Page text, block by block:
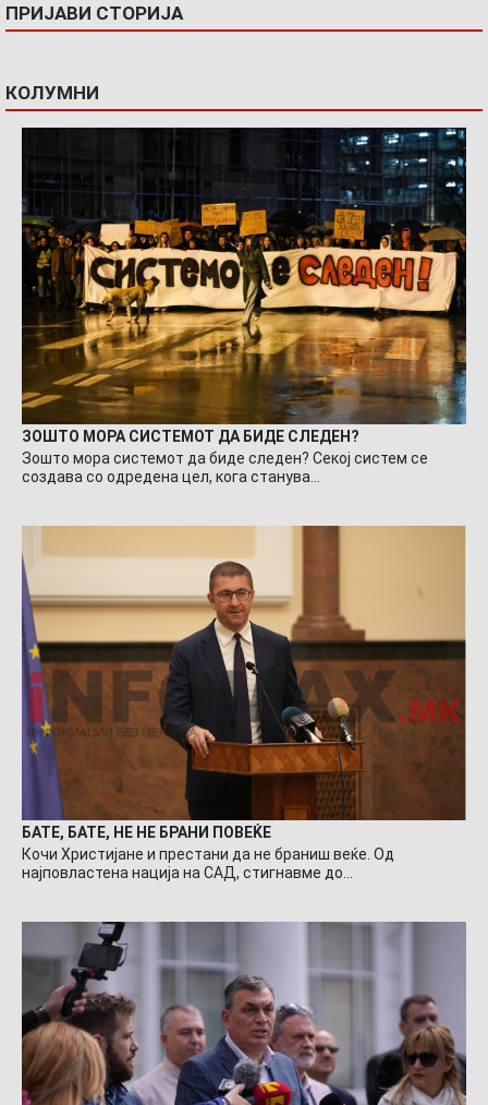
ПРИЈАВИ СТОРИЈА
КОЛУМНИ
ЗОШТО МОРА СИСТЕМОТ ДА БИДЕ СЛЕДЕН?
Зошто мора системот да биде следен? Секој систем се
создава со одредена цел, кога станува…
БАТЕ, БАТЕ, НЕ НЕ БРАНИ ПОВЕЌЕ
Кочи Христијане и престани да не браниш веќе. Од
најповластена нација на САД, стигнавме до…